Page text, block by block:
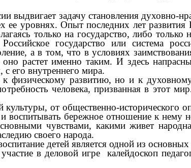
выдвигает задачу становления духовно-
ее уровнях. Опыт последних лет
только на государство, либо
государство или система
а в том, что в условиях
оно растет именно таким. И здесь
с его внутреннего мира.
физическому развитию, но и к
человека, призванная в этот
культуры, от общественно-
воспитывать бережное отношение к
чувствами, какими живет
своего народа.
детей является одной из
в деловой игре калейдоскоп